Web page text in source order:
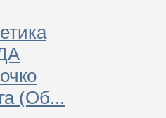
(Об...